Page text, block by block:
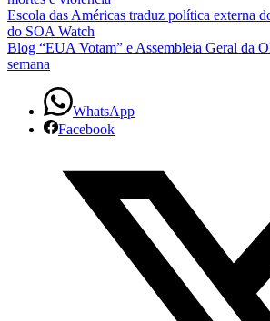
Escola das Américas traduz política externa
do SOA Watch
Blog “EUA Votam” e Assembleia Geral da
semana
WhatsApp
Facebook